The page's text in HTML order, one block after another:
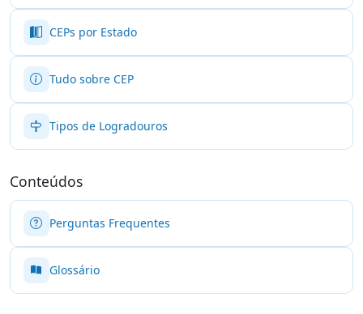
CEPs por Estado
Tudo sobre CEP
Tipos de Logradouros
Conteúdos
Perguntas Frequentes
Glossário